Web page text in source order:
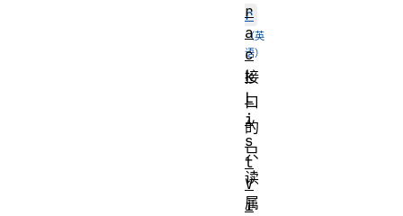
r
接
口
的
只
读
属
r
a
c
k
L
i
s
t
V
i